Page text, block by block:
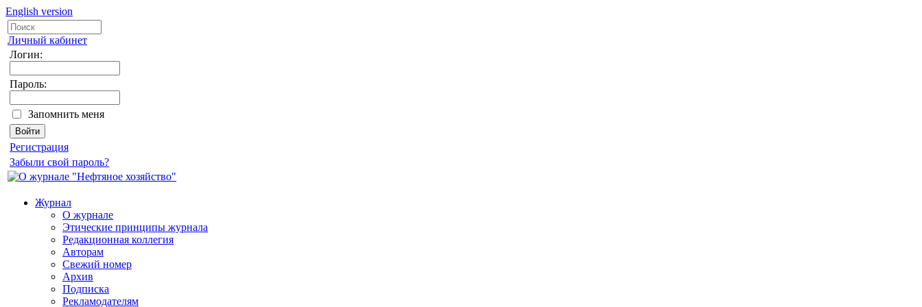
English version
Личный кабинет
Логин:
Пароль:
Запомнить меня
Регистрация
Забыли свой пароль?
Журнал
О журнале
Этические принципы журнала
Редакционная коллегия
Авторам
Свежий номер
Архив
Подписка
Рекламодателям